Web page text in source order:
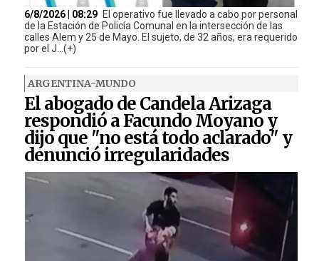
6/8/2026 | 08:29 El operativo fue llevado a cabo por personal
de la Estación de Policía Comunal en la intersección de las
calles Alem y 25 de Mayo. El sujeto, de 32 años, era requerido
por el J...(+)
ARGENTINA-MUNDO
El abogado de Candela Arizaga
respondió a Facundo Moyano y
dijo que "no está todo aclarado" y
denunció irregularidades